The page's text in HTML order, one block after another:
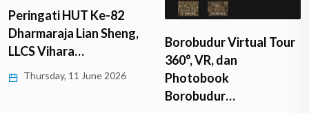
Peringati HUT Ke-82
Dharmaraja Lian Sheng,
LLCS Vihara…
Thursday, 11 June 2026
Borobudur Virtual Tour
360°, VR, dan
Photobook
Borobudur…